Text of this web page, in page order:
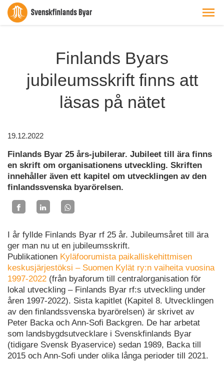
Finlands Byars
jubileumsskrift finns att
läsas på nätet
19.12.2022
Finlands Byar 25 års-jubilerar. Jubileet till ära finns
en skrift om organisationens utveckling. Skriften
innehåller även ett kapitel om utvecklingen av den
finlandssvenska byarörelsen.
I år fyllde Finlands Byar rf 25 år. Jubileumsåret till ära
ger man nu ut en jubileumsskrift.
Publikationen Kyläfoorumista paikalliskehittmisen
keskusjärjestöksi – Suomen Kylät ry:n vaiheita vuosina
1997-2022 (från byaforum till centralorganisation för
lokal utveckling – Finlands Byar rf:s utveckling under
åren 1997-2022). Sista kapitlet (Kapitel 8. Utvecklingen
av den finlandssvenska byarörelsen) är skrivet av
Peter Backa och Ann-Sofi Backgren. De har arbetat
som landsbygdsutvecklare i Svenskfinlands Byar
(tidigare Svensk Byaservice) sedan 1989, Backa till
2015 och Ann-Sofi under olika långa perioder till 2021.